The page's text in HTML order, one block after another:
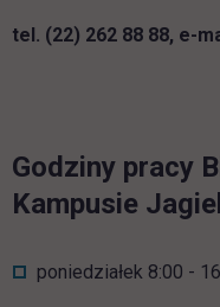
tel. (22) 262 88 88, e-
Godziny pracy
Kampusie
poniedziałek 8:00 -